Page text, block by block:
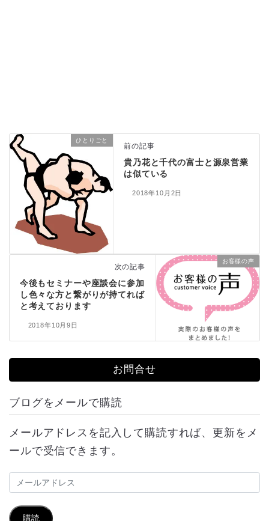
ひとりごと
前の記事
貴乃花と千代の富士と源泉営業
は似ている
2018年10月2日
お客様の声
次の記事
今後もセミナーや座談会に参加
し色々な方と繋がりが持てれば
と考えております
2018年10月9日
お問合せ
ブログをメールで購読
メールアドレスを記入して購読すれば、更新をメ
ールで受信できます。
メ
ル
購読